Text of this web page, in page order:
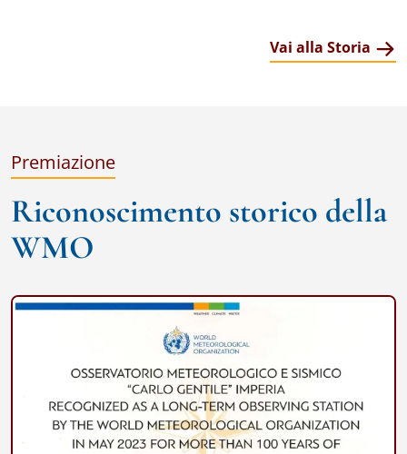
Vai alla Storia
Premiazione
Riconoscimento storico della
WMO